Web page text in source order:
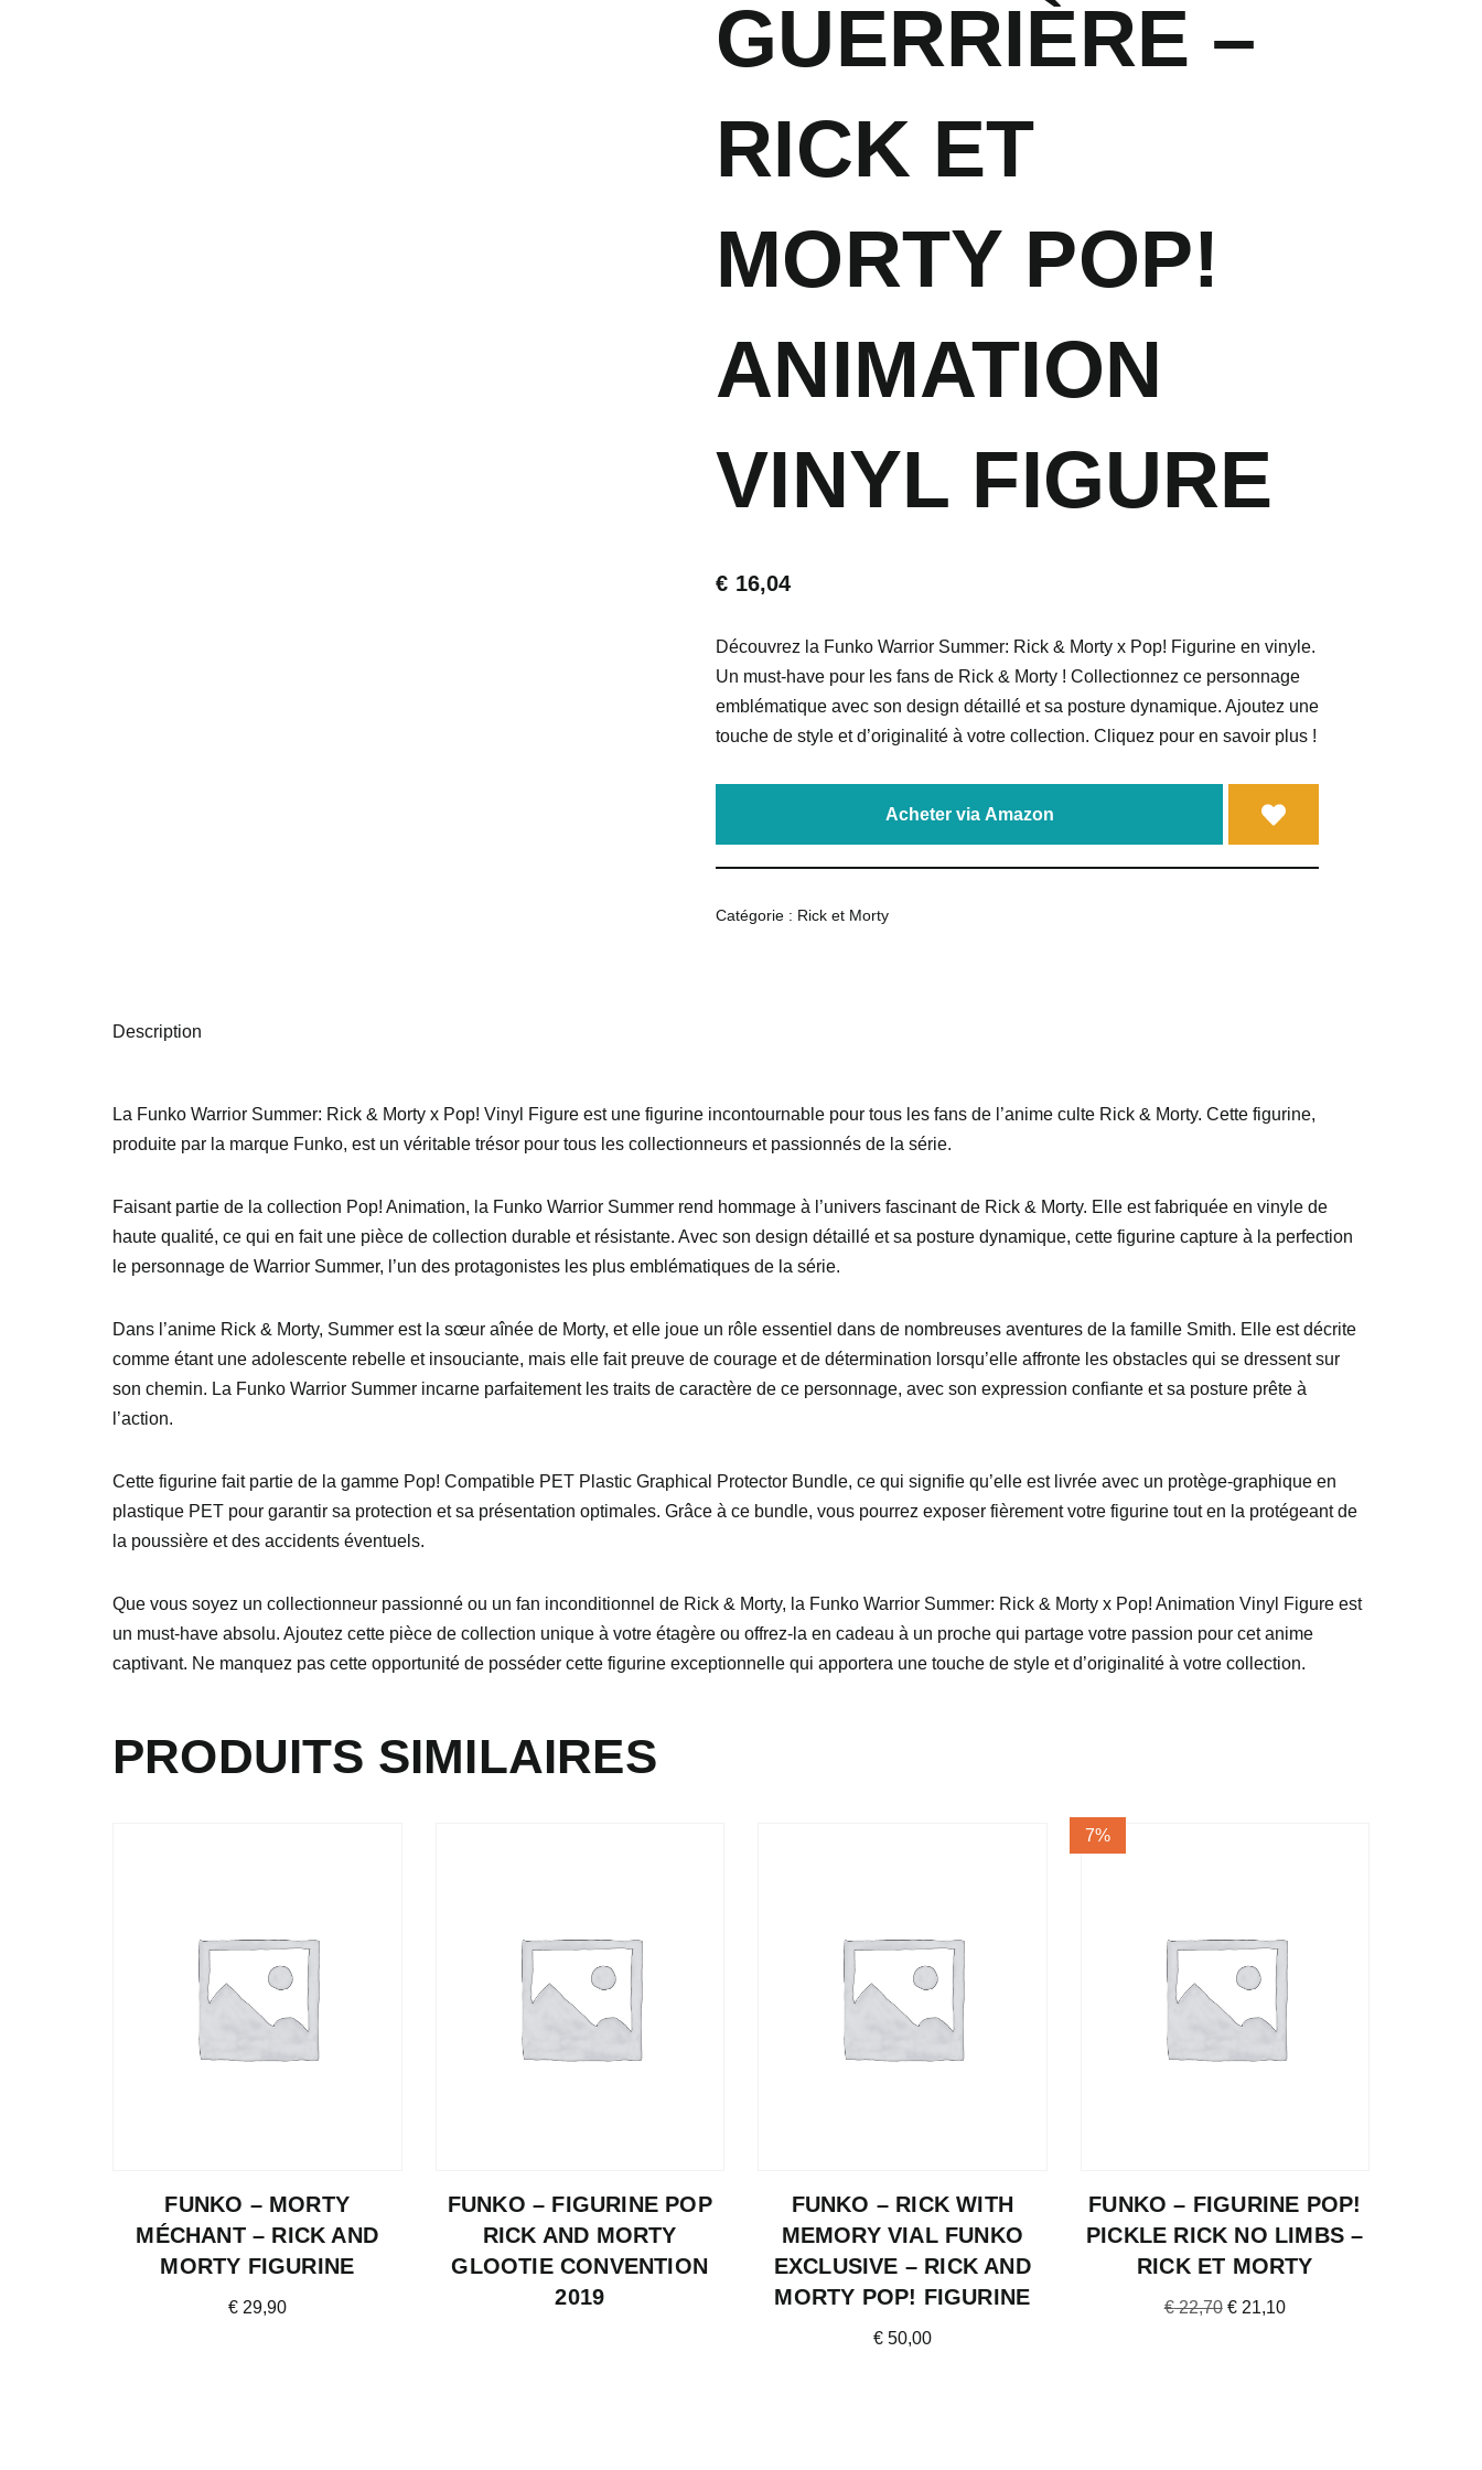
GUERRIÈRE –
RICK ET
MORTY POP!
ANIMATION
VINYL FIGURE
€ 16,04
Découvrez la Funko Warrior Summer: Rick & Morty x Pop! Figurine en vinyle.
Un must-have pour les fans de Rick & Morty ! Collectionnez ce personnage
emblématique avec son design détaillé et sa posture dynamique. Ajoutez une
touche de style et d’originalité à votre collection. Cliquez pour en savoir plus !
Acheter via Amazon
Catégorie : Rick et Morty
Description
La Funko Warrior Summer: Rick & Morty x Pop! Vinyl Figure est une figurine incontournable pour tous les fans de l’anime culte Rick & Morty. Cette figurine,
produite par la marque Funko, est un véritable trésor pour tous les collectionneurs et passionnés de la série.
Faisant partie de la collection Pop! Animation, la Funko Warrior Summer rend hommage à l’univers fascinant de Rick & Morty. Elle est fabriquée en vinyle de
haute qualité, ce qui en fait une pièce de collection durable et résistante. Avec son design détaillé et sa posture dynamique, cette figurine capture à la perfection
le personnage de Warrior Summer, l’un des protagonistes les plus emblématiques de la série.
Dans l’anime Rick & Morty, Summer est la sœur aînée de Morty, et elle joue un rôle essentiel dans de nombreuses aventures de la famille Smith. Elle est décrite
comme étant une adolescente rebelle et insouciante, mais elle fait preuve de courage et de détermination lorsqu’elle affronte les obstacles qui se dressent sur
son chemin. La Funko Warrior Summer incarne parfaitement les traits de caractère de ce personnage, avec son expression confiante et sa posture prête à
l’action.
Cette figurine fait partie de la gamme Pop! Compatible PET Plastic Graphical Protector Bundle, ce qui signifie qu’elle est livrée avec un protège-graphique en
plastique PET pour garantir sa protection et sa présentation optimales. Grâce à ce bundle, vous pourrez exposer fièrement votre figurine tout en la protégeant de
la poussière et des accidents éventuels.
Que vous soyez un collectionneur passionné ou un fan inconditionnel de Rick & Morty, la Funko Warrior Summer: Rick & Morty x Pop! Animation Vinyl Figure est
un must-have absolu. Ajoutez cette pièce de collection unique à votre étagère ou offrez-la en cadeau à un proche qui partage votre passion pour cet anime
captivant. Ne manquez pas cette opportunité de posséder cette figurine exceptionnelle qui apportera une touche de style et d’originalité à votre collection.
PRODUITS SIMILAIRES
FUNKO – MORTY
MÉCHANT – RICK AND
MORTY FIGURINE
€29,90
FUNKO – FIGURINE POP
RICK AND MORTY
GLOOTIE CONVENTION
2019
FUNKO – RICK WITH
MEMORY VIAL FUNKO
EXCLUSIVE – RICK AND
MORTY POP! FIGURINE
€50,00
7%
FUNKO – FIGURINE POP!
PICKLE RICK NO LIMBS –
RICK ET MORTY
€22,70 €21,10